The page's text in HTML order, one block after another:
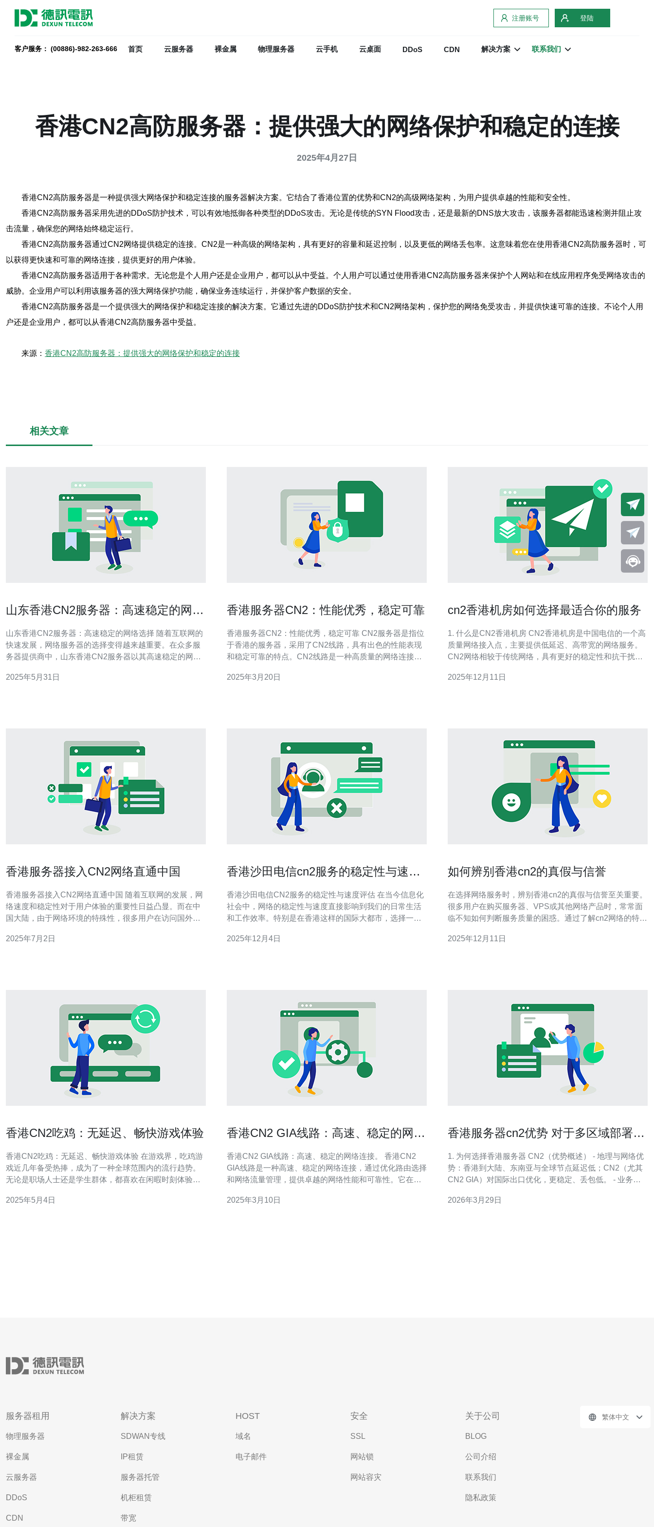
注册账号 登陆
客户服务： (00886)-982-263-666 首页 云服务器 裸金属 物理服务器 云手机 云桌面 DDoS CDN 解决方案 联系我们
香港CN2高防服务器：提供强大的网络保护和稳定的连接
2025年4月27日
香港CN2高防服务器是一种提供强大网络保护和稳定连接的服务器解决方案。它结合了香港位置的优势和CN2的高级网络架构，为用户提供卓越的性能和安全性。
香港CN2高防服务器采用先进的DDoS防护技术，可以有效地抵御各种类型的DDoS攻击。无论是传统的SYN Flood攻击，还是最新的DNS放大攻击，该服务器都能迅速检测并阻止攻
击流量，确保您的网络始终稳定运行。
香港CN2高防服务器通过CN2网络提供稳定的连接。CN2是一种高级的网络架构，具有更好的容量和延迟控制，以及更低的网络丢包率。这意味着您在使用香港CN2高防服务器时，可
以获得更快速和可靠的网络连接，提供更好的用户体验。
香港CN2高防服务器适用于各种需求。无论您是个人用户还是企业用户，都可以从中受益。个人用户可以通过使用香港CN2高防服务器来保护个人网站和在线应用程序免受网络攻击的
威胁。企业用户可以利用该服务器的强大网络保护功能，确保业务连续运行，并保护客户数据的安全。
香港CN2高防服务器是一个提供强大的网络保护和稳定连接的解决方案。它通过先进的DDoS防护技术和CN2网络架构，保护您的网络免受攻击，并提供快速可靠的连接。不论个人用
户还是企业用户，都可以从香港CN2高防服务器中受益。
来源： 香港CN2高防服务器：提供强大的网络保护和稳定的连接
相关文章
山东香港CN2服务器：高速稳定的网络
山东香港CN2服务器：高速稳定的网络选择 随着互联网的
快速发展，网络服务器的选择变得越来越重要。在众多服
务器提供商中，山东香港CN2服务器以其高速稳定的网络
港CN2服务器采用了先进的网络技术，拥有高速连接，可
2025年5月31日
香港服务器CN2：性能优秀，稳定可靠
香港服务器CN2：性能优秀，稳定可靠 CN2服务器是指位
于香港的服务器，采用了CN2线路，具有出色的性能表现
和稳定可靠的特点。CN2线路是一种高质量的网络连接，
量和高访问速度的网站和应用程序。 香港服务器CN2具有
2025年3月20日
cn2香港机房如何选择最适合你的服务
1. 什么是CN2香港机房 CN2香港机房是中国电信的一个高
质量网络接入点，主要提供低延迟、高带宽的网络服务。
CN2网络相较于传统网络，具有更好的稳定性和抗干扰能
等对网络质量要求极高的业务。 CN2机房提供的服务包括
2025年12月11日
香港服务器接入CN2网络直通中国
香港服务器接入CN2网络直通中国 随着互联网的发展，网
络速度和稳定性对于用户体验的重要性日益凸显。而在中
国大陆，由于网络环境的特殊性，很多用户在访问国外网
问题，许多服务提供商开始将服务器接入CN2网络，实现
2025年7月2日
香港沙田电信cn2服务的稳定性与速度
香港沙田电信CN2服务的稳定性与速度评估 在当今信息化
社会中，网络的稳定性与速度直接影响到我们的日常生活
和工作效率。特别是在香港这样的国际大都市，选择一个
电信CN2服务的稳定性与速度进行深入的评估，帮助用户
2025年12月4日
如何辨别香港cn2的真假与信誉
在选择网络服务时，辨别香港cn2的真假与信誉至关重要。
很多用户在购买服务器、VPS或其他网络产品时，常常面
临不知如何判断服务质量的困惑。通过了解cn2网络的特
的选择。本文将详细探讨这些要素，并强烈推荐德讯电讯
2025年12月11日
香港CN2吃鸡：无延迟、畅快游戏体验
香港CN2吃鸡：无延迟、畅快游戏体验 在游戏界，吃鸡游
戏近几年备受热捧，成为了一种全球范围内的流行趋势。
无论是职场人士还是学生群体，都喜欢在闲暇时刻体验这
络延迟问题一直是玩家们头疼的难题。 随着互联网技术的
2025年5月4日
香港CN2 GIA线路：高速、稳定的网络
香港CN2 GIA线路：高速、稳定的网络连接。 香港CN2
GIA线路是一种高速、稳定的网络连接，通过优化路由选择
和网络流量管理，提供卓越的网络性能和可靠性。它在香
网络体验。 1. 高速连接：香港CN2 GIA线路采用先进的技
2025年3月10日
香港服务器cn2优势 对于多区域部署的
1. 为何选择香港服务器 CN2（优势概述） - 地理与网络优
势：香港到大陆、东南亚与全球节点延迟低；CN2（尤其
CN2 GIA）对国际出口优化，更稳定、丢包低。 - 业务场
点备份时，香港 CN2 常作为优先节点。 - 建议实操：在采
2026年3月29日
服务器租用
物理服务器
裸金属
云服务器
DDoS
CDN
解决方案
SDWAN专线
IP租赁
服务器托管
机柜租赁
带宽
HOST
域名
电子邮件
安全
SSL
网站锁
网站容灾
关于公司
BLOG
公司介绍
联系我们
隐私政策
繁体中文